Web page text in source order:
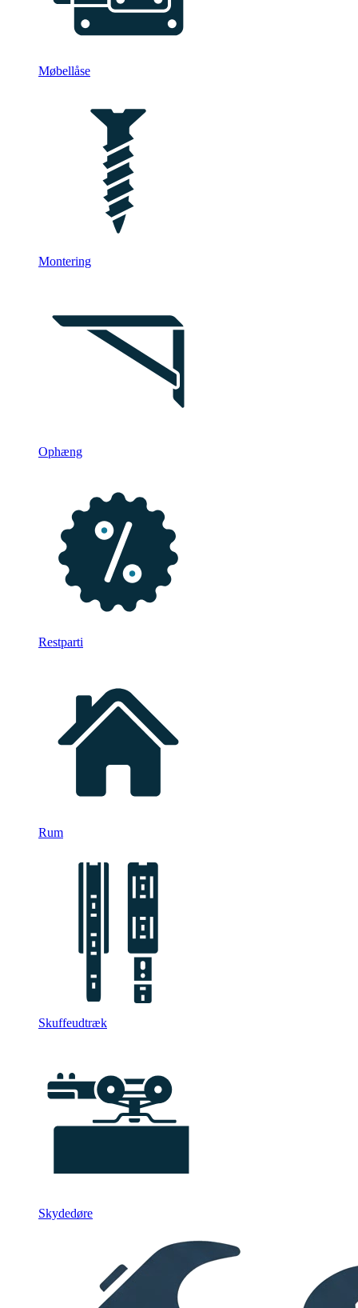
Møbellåse
Montering
Ophæng
Restparti
Rum
Skuffeudtræk
Skydedøre